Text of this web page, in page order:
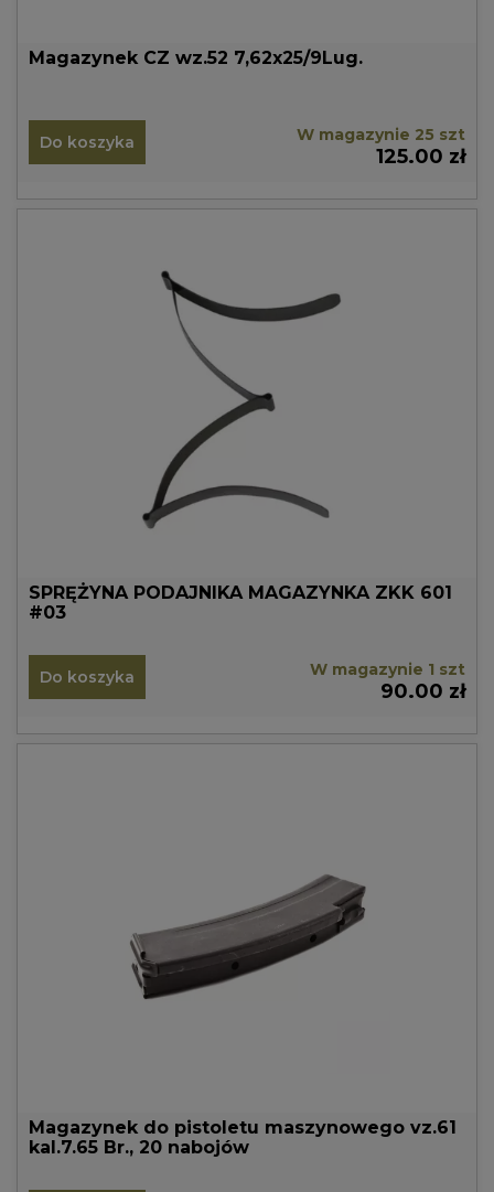
Magazynek CZ wz.52 7,62x25/9Lug.
Do koszyka W magazynie 25 szt
125.00 zł
SPRĘŻYNA PODAJNIKA MAGAZYNKA ZKK 601
#03
Do koszyka W magazynie 1 szt
90.00 zł
Magazynek do pistoletu maszynowego vz.61
kal.7.65 Br., 20 nabojów